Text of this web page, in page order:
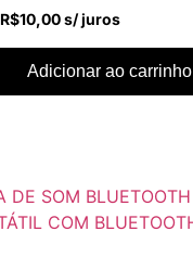
R$10,00s/ juros
Adicionar ao carrinho